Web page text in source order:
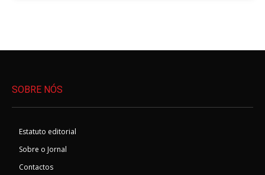
SOBRE NÓS
Estatuto editorial
Sobre o Jornal
Contactos